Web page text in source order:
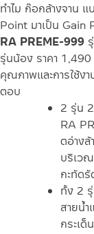
ทำไม ก๊อกล้างจาน
Point มาเป็น Gain
RA PREME-999
รุ่นน้อง ราคา 1,490
คุณภาพและการใช้งา
ตอบ
2 รุ่น 2
RA
ตอ่าง
บริเวณ
กะทัดรั
ทั้ง 2
สายน้ำ
กระเด็